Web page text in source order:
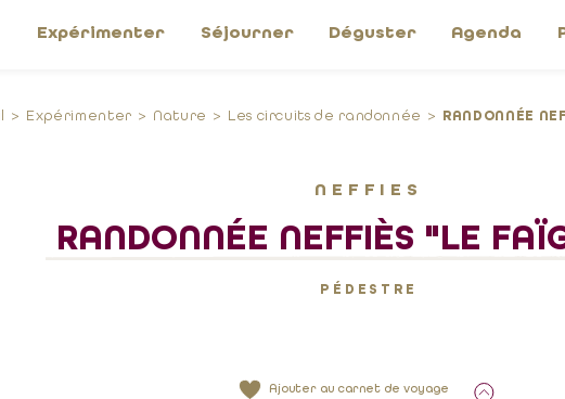
Expérimenter Séjourner Déguster Agenda
Expérimenter Nature Les circuits de randonnée RANDONNÉE
NEFFIES
RANDONNÉE NEFFIÈS "LE
PÉDESTRE
Ajouter au carnet de voyage